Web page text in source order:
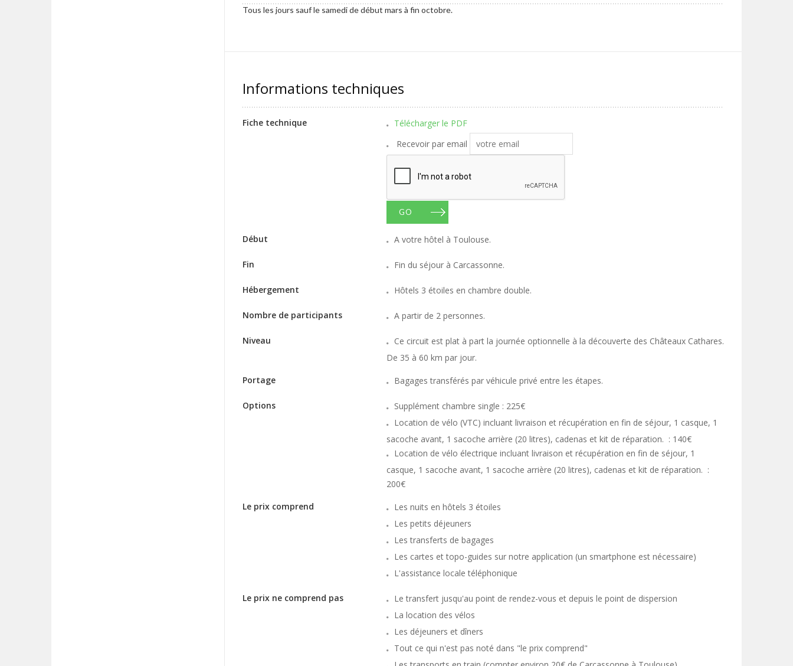
Tous les jours sauf le samedi de début mars à fin octobre.
Informations techniques
Fiche technique
Télécharger le PDF
Recevoir par email
GO
Début A votre hôtel à Toulouse.
Fin Fin du séjour à Carcassonne.
Hébergement Hôtels 3 étoiles en chambre double.
Nombre de participants A partir de 2 personnes.
Niveau
Ce circuit est plat à part la journée optionnelle à la découverte des Châteaux Cathares.
De 35 à 60 km par jour.
Portage
Bagages transférés par véhicule privé entre les étapes.
Options
Supplément chambre single : 225€
Location de vélo (VTC) incluant livraison et récupération en fin de séjour, 1 casque, 1
sacoche avant, 1 sacoche arrière (20 litres), cadenas et kit de réparation. : 140€
Location de vélo électrique incluant livraison et récupération en fin de séjour, 1
casque, 1 sacoche avant, 1 sacoche arrière (20 litres), cadenas et kit de réparation. :
200€
Le prix comprend
Les nuits en hôtels 3 étoiles
Les petits déjeuners
Les transferts de bagages
Les cartes et topo-guides sur notre application (un smartphone est nécessaire)
L'assistance locale téléphonique
Le prix ne comprend pas
Le transfert jusqu'au point de rendez-vous et depuis le point de dispersion
La location des vélos
Les déjeuners et dîners
Tout ce qui n'est pas noté dans "le prix comprend"